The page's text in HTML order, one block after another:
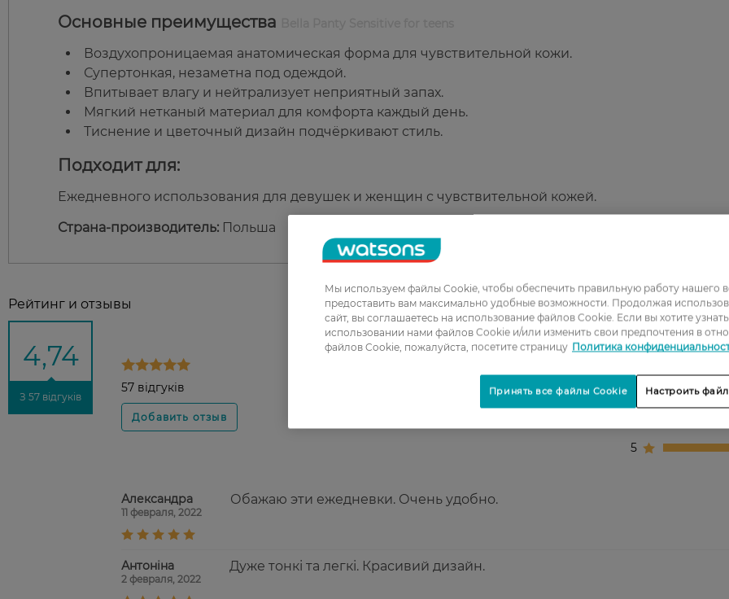
Основные преимущества
Воздухопроницаемая анатомическая форма для чувствительной кожи.
Супертонкая, незаметна под одеждой.
Впитывает влагу и нейтрализует неприятный запах.
Мягкий нетканый материал для комфорта каждый день.
Тиснение и цветочный дизайн подчёркивают стиль.
Подходит для:
Ежедневного использования для девушек и женщин с чувствительной кожей.
Страна-производитель: Польша
Рейтинг и отзывы
4,74
З 57 відгуків
57 відгуків
1
5
Александра
11 февраля, 2022
Обажаю эти ежедневки. Очень удобно.
Антоніна
2 февраля, 2022
Дуже тонкі та легкі. Красивий дизайн.
Мы используем файлы Cookie, чтобы обеспечить правильную работу нашего
предоставить вам максимально удобные возможности. Продолжая
сайт, вы соглашаетесь на использование файлов Cookie. Если вы хотите
использовании нами файлов Cookie и/или изменить свои предпочтения в
файлов Cookie, пожалуйста, посетите страницу Политика
Настроить
Принять все файлы Cookie